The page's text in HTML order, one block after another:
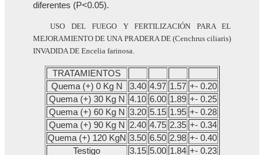
diferentes (P<0.05).
USO DEL FUEGO Y FERTILIZACIÓN PARA EL
MEJORAMIENTO DE UNA PRADERA DE (Cenchrus ciliaris)
INVADIDA DE Encelia farinosa.
TRATAMIENTOS
Quema (+) 0 Kg N
3.40 4.97 1.57 +- 0.20
Quema (+) 30 Kg N 4.10 6.00 1.89 +- 0.25
Quema (+) 60 Kg N 3.20 5.15 1.95 +- 0.28
Quema (+) 90 Kg N
2.40 4.75 2.35 +- 0.34
Quema (+) 120 KgN 3.50 6.50 2.98 +- 0.40
Testigo
3.15 5.00 1.84 +- 0.23